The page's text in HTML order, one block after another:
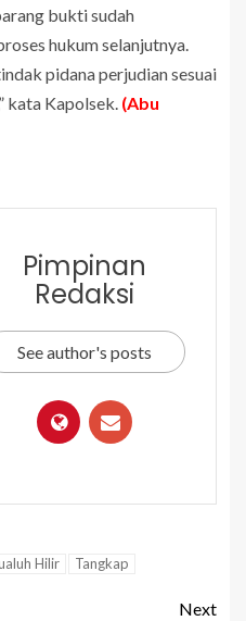
bukti sudah
hukum selanjutnya.
pidana perjudian sesuai
kata Kapolsek. (Abu
Pimpinan
Redaksi
See author's posts
Hilir Tangkap
Next